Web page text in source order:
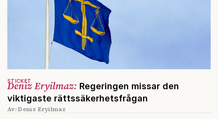
Deniz Eryilmaz: Regeringen missar den
viktigaste rättssäkerhetsfrågan
STICKET
Av: Deniz Eryilmaz